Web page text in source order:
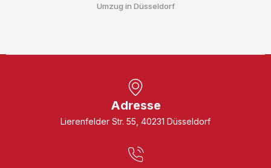
Umzug in Düsseldorf
Adresse
Lierenfelder Str. 55, 40231 Düsseldorf